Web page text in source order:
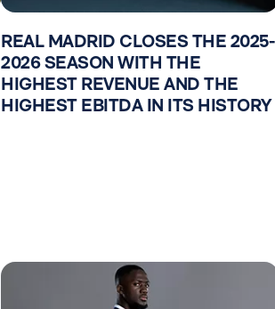
REAL MADRID CLOSES THE 2025-
2026 SEASON WITH THE
HIGHEST REVENUE AND THE
HIGHEST EBITDA IN ITS HISTORY